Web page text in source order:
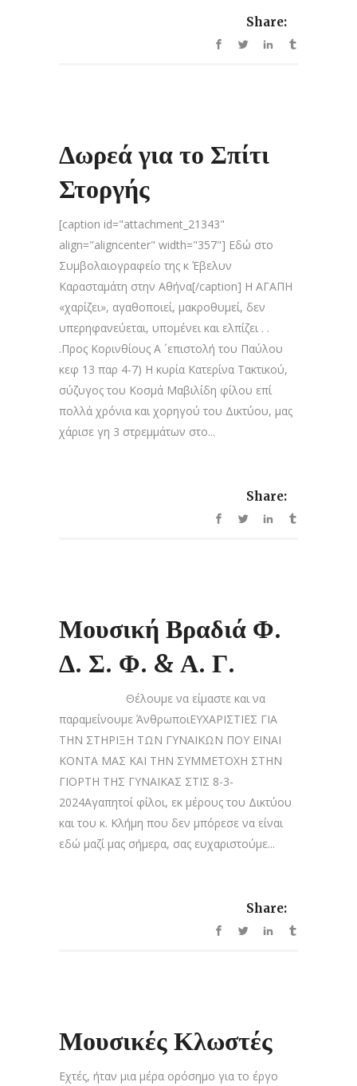
Share:
Δωρεά για το Σπίτι
Στοργής
[caption id="attachment_21343"
align="aligncenter" width="357"] Εδώ στο
Συμβολαιογραφείο της κ Έβελυν
Καρασταμάτη στην Αθήνα[/caption] Η ΑΓΑΠΗ
«χαρίζει», αγαθοποιεί, μακροθυμεί, δεν
υπερηφανεύεται, υπομένει και ελπίζει . .
.Προς Κορινθίους Α ´επιστολή του Παύλου
κεφ 13 παρ 4-7) Η κυρία Κατερίνα Τακτικού,
σύζυγος του Κοσμά Μαβιλίδη φίλου επί
πολλά χρόνια και χορηγού του Δικτύου, μας
χάρισε γη 3 στρεμμάτων στο...
Share:
Μουσική Βραδιά Φ.
Δ. Σ. Φ. & Α. Γ.
Θέλουμε να είμαστε και να
παραμείνουμε ΆνθρωποιΕΥΧΑΡΙΣΤΙΕΣ ΓΙΑ
ΤΗΝ ΣΤΗΡΙΞΗ ΤΩΝ ΓΥΝΑΙΚΩΝ ΠΟΥ ΕΙΝΑΙ
ΚΟΝΤΑ ΜΑΣ ΚΑΙ ΤΗΝ ΣΥΜΜΕΤΟΧΗ ΣΤΗΝ
ΓΙΟΡΤΗ ΤΗΣ ΓΥΝΑΙΚΑΣ ΣΤΙΣ 8-3-
2024Αγαπητοί φίλοι, εκ μέρους του Δικτύου
και του κ. Κλήμη που δεν μπόρεσε να είναι
εδώ μαζί μας σήμερα, σας ευχαριστούμε...
Share:
Μουσικές Κλωστές
Εχτές, ήταν μια μέρα ορόσημο για το έργο